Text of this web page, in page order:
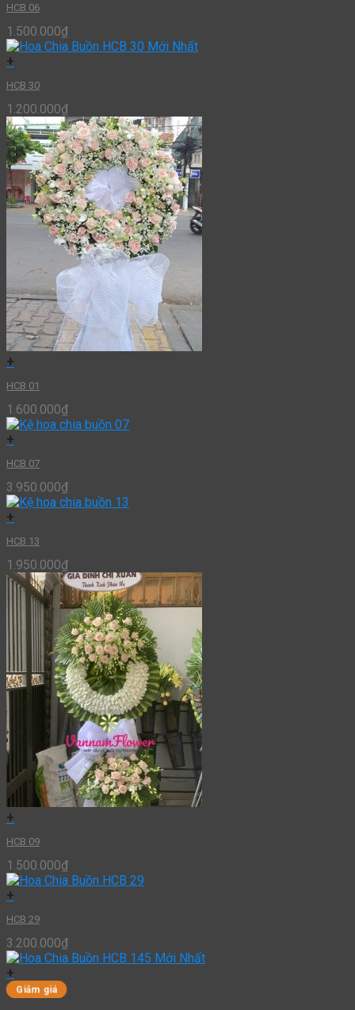
HCB 06
1.500.000₫
+
HCB 30
1.200.000₫
+
HCB 01
1.600.000₫
+
HCB 07
3.950.000₫
+
HCB 13
1.950.000₫
+
HCB 09
1.500.000₫
+
HCB 29
3.200.000₫
+
Giảm giá